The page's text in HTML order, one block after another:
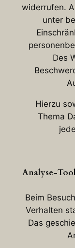
widerrufen.
unter
Des
Hierzu
Thema
Analyse-
Beim
Verhalten
Das